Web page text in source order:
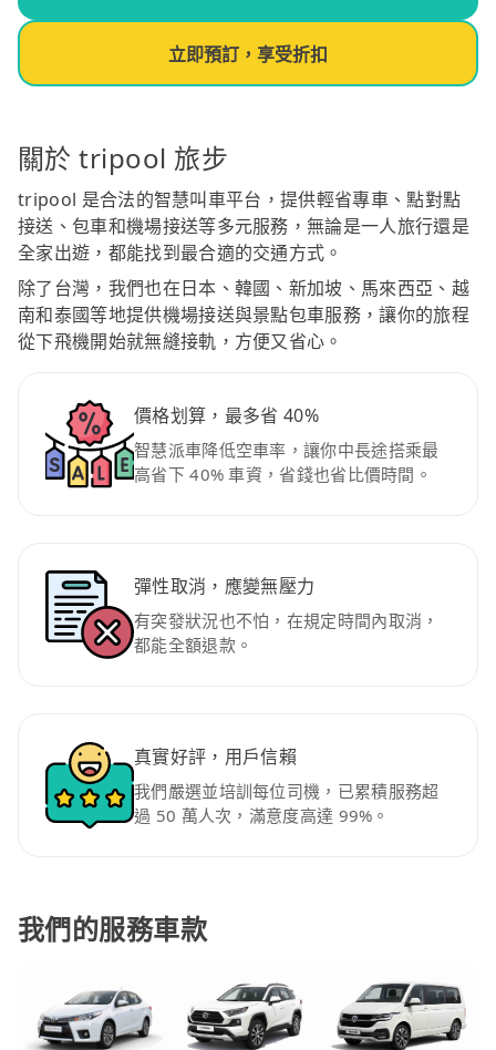
立即預訂，享受折扣
關於 tripool 旅步
tripool 是合法的智慧叫車平台，提供輕省專車、點對點
接送、包車和機場接送等多元服務，無論是一人旅行還是
全家出遊，都能找到最合適的交通方式。
除了台灣，我們也在日本、韓國、新加坡、馬來西亞、越
南和泰國等地提供機場接送與景點包車服務，讓你的旅程
從下飛機開始就無縫接軌，方便又省心。
價格划算，最多省 40%
智慧派車降低空車率，讓你中長途搭乘最
高省下 40% 車資，省錢也省比價時間。
彈性取消，應變無壓力
有突發狀況也不怕，在規定時間內取消，
都能全額退款。
真實好評，用戶信賴
我們嚴選並培訓每位司機，已累積服務超
過 50 萬人次，滿意度高達 99%。
我們的服務車款